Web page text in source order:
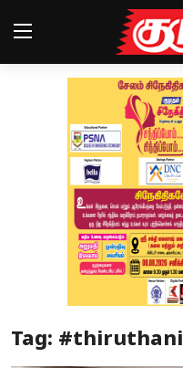
Magazines
Tag: #thiruthani